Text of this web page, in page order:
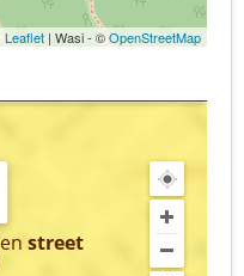
Leaflet | Wasi - ©OpenStreetMap
en street